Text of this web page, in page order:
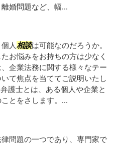
婚問題など、幅...
人相談は可能なのだろうか。
お悩みをお持ちの方は少なく
企業法務に関する様々なテー
て焦点を当ててご説明いたし
護士とは、ある個人や企業と
とをさします。...
問題の一つであり、専門家で